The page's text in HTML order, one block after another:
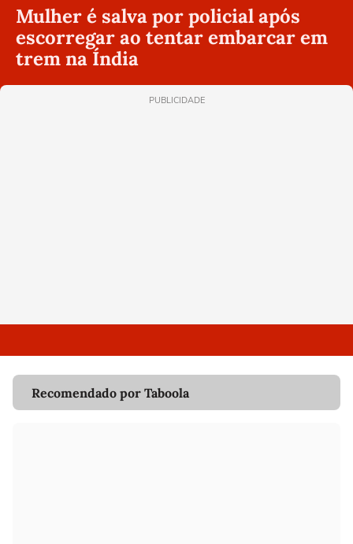
Mulher é salva por policial após
escorregar ao tentar embarcar em
trem na Índia
PUBLICIDADE
Recomendado por Taboola